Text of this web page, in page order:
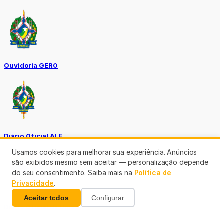
Ouvidoria GERO
Diário Oficial ALE
Diário Oficial da União
Usamos cookies para melhorar sua experiência. Anúncios
são exibidos mesmo sem aceitar — personalização depende
do seu consentimento. Saiba mais na Política de
Privacidade.
Aceitar todos Configurar